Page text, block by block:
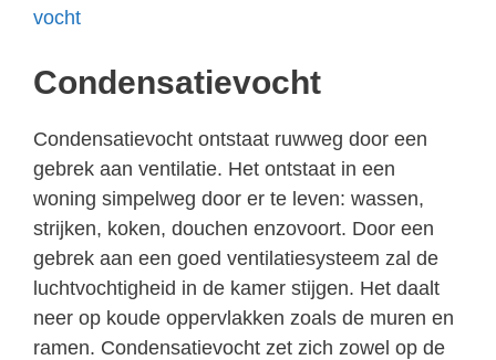
vocht
Condensatievocht
Condensatievocht ontstaat ruwweg door een
gebrek aan ventilatie. Het ontstaat in een
woning simpelweg door er te leven: wassen,
strijken, koken, douchen enzovoort. Door een
gebrek aan een goed ventilatiesysteem zal de
luchtvochtigheid in de kamer stijgen. Het daalt
neer op koude oppervlakken zoals de muren en
ramen. Condensatievocht zet zich zowel op de